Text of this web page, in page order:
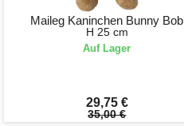
Maileg Kaninchen Bunny Bob
H 25 cm
Auf Lager
29,75 €
35,00 €